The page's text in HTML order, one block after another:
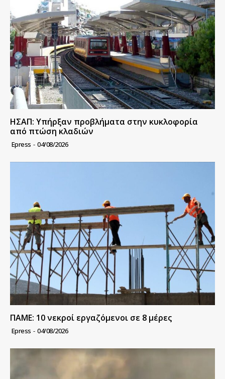
ΗΣΑΠ: Υπήρξαν προβλήματα στην κυκλοφορία
από πτώση κλαδιών
Epress - 04/08/2026
ΠΑΜΕ: 10 νεκροί εργαζόμενοι σε 8 μέρες
Epress - 04/08/2026